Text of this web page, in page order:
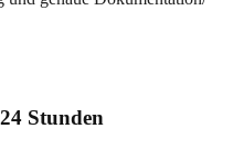
Stunden